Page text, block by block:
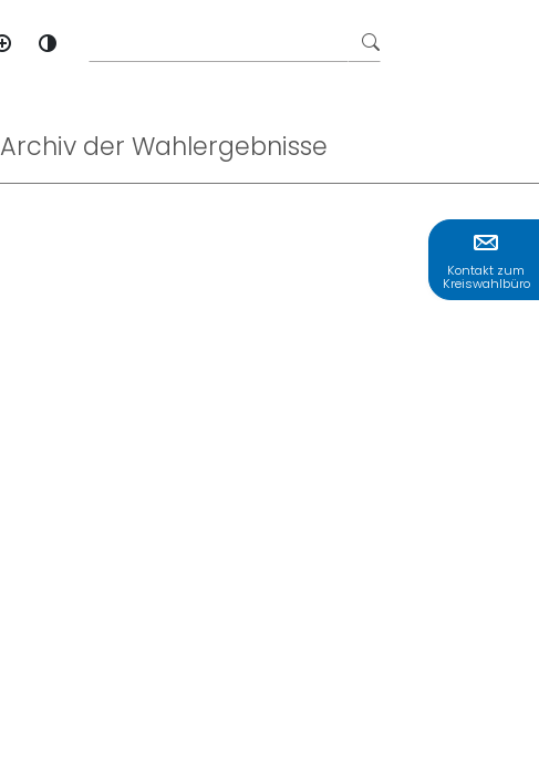
Kontrastmodus aktivieren
Archiv der Wahlergebnisse
Kontakt zum
Kreiswahlbüro